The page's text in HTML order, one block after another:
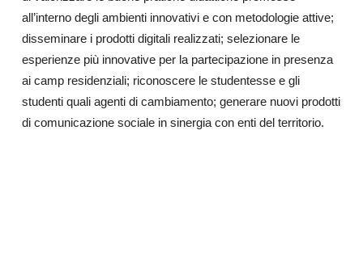
all’interno degli ambienti innovativi e con metodologie attive;
disseminare i prodotti digitali realizzati; selezionare le
esperienze più innovative per la partecipazione in presenza
ai camp residenziali; riconoscere le studentesse e gli
studenti quali agenti di cambiamento; generare nuovi prodotti
di comunicazione sociale in sinergia con enti del territorio.